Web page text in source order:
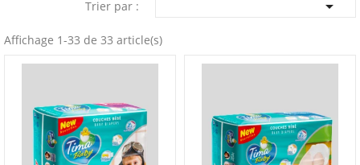
Trier par : 
Affichage 1-33 de 33 article(s)